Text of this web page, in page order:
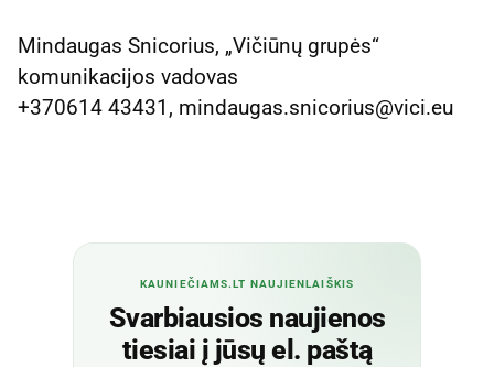
Mindaugas Snicorius, „Vičiūnų grupės“
komunikacijos vadovas
+370614 43431, mindaugas.snicorius@vici.eu
KAUNIEČIAMS.LT NAUJIENLAIŠKIS
Svarbiausios naujienos
tiesiai į jūsų el. paštą